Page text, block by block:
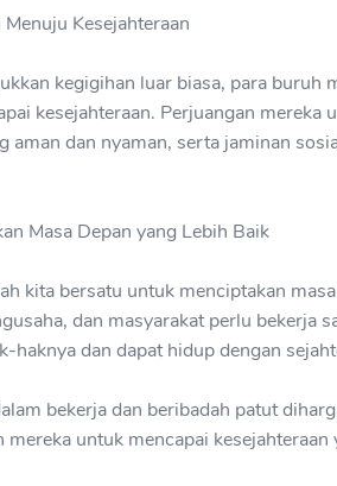
Kesejahteraan
kegigihan luar biasa, para buruh
kesejahteraan. Perjuangan mereka
aman dan nyaman, serta jaminan
Masa Depan yang Lebih Baik
kita bersatu untuk menciptakan
dan masyarakat perlu bekerja
haknya dan dapat hidup dengan
bekerja dan beribadah patut
untuk mencapai kesejahteraan